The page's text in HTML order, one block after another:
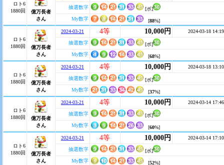
ロト6
1880回
億万長者
さん
抽選数字
[ボ]
My数字
[88%]
ロト6
1880回
億万長者
さん
2024-03-21 4等 10,000円 2024-03-18 14:19
抽選数字
[ボ]
My数字
[68%]
ロト6
1880回
億万長者
さん
2024-03-21 4等 10,000円 2024-03-18 13:10
抽選数字
[ボ]
My数字
[37%]
ロト6
1880回
億万長者
さん
2024-03-21 4等 10,000円 2024-03-14 17:46
抽選数字
[ボ]
My数字
[60%]
ロト6
1880回
億万長者
さん
2024-03-21 4等 10,000円 2024-03-14 17:10
抽選数字
[ボ]
My数字
[52%]